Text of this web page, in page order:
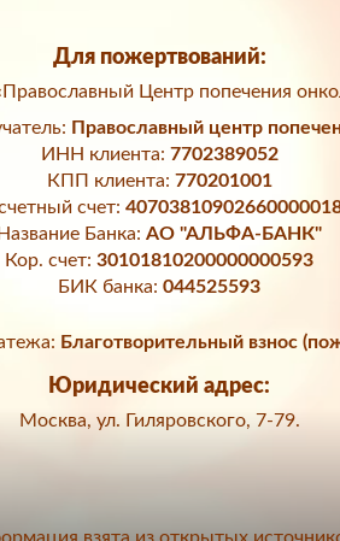
Для пожертвований:
Центр попечения
Православный центр
ИНН клиента: 7702389052
КПП клиента: 770201001
счет:
Название Банка: АО "АЛЬФА-БАНК"
Кор. счет: 30101810200000000593
БИК банка: 044525593
Благотворительный взнос
Юридический адрес:
Москва, ул. Гиляровского, 7-79.